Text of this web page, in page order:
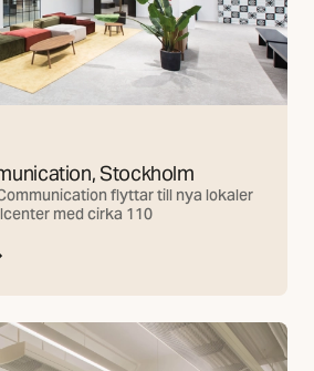
Stockholm
flyttar till nya lokaler
med cirka 110